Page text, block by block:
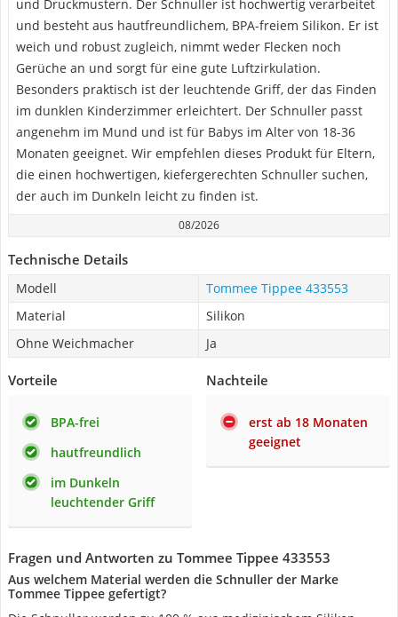
und Druckmustern. Der Schnuller ist hochwertig verarbeitet
und besteht aus hautfreundlichem, BPA-freiem Silikon. Er ist
weich und robust zugleich, nimmt weder Flecken noch
Gerüche an und sorgt für eine gute Luftzirkulation.
Besonders praktisch ist der leuchtende Griff, der das Finden
im dunklen Kinderzimmer erleichtert. Der Schnuller passt
angenehm im Mund und ist für Babys im Alter von 18-36
Monaten geeignet. Wir empfehlen dieses Produkt für Eltern,
die einen hochwertigen, kiefergerechten Schnuller suchen,
der auch im Dunkeln leicht zu finden ist.
08/2026
Technische Details
Modell
Tommee Tippee 433553
Material
Silikon
Ohne Weichmacher
Ja
Vorteile
BPA-frei
hautfreundlich
im Dunkeln
leuchtender Griff
Nachteile
erst ab 18 Monaten
geeignet
Fragen und Antworten zu Tommee Tippee 433553
Aus welchem Material werden die Schnuller der Marke
Tommee Tippee gefertigt?